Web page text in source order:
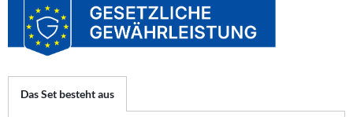
Das Set besteht aus